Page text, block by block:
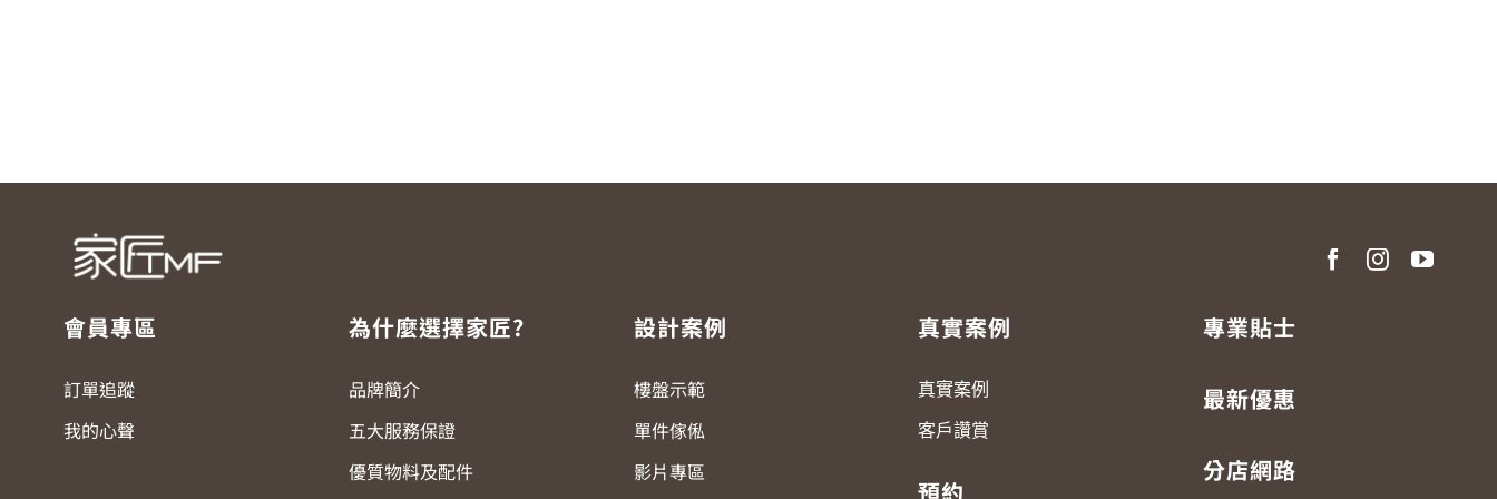
會員專區
訂單追蹤
我的心聲
為什麼選擇家匠?
品牌簡介
五大服務保證
優質物料及配件
設計案例
樓盤示範
單件傢俬
影片專區
真實案例
真實案例
客戶讚賞
預約
專業貼士
最新優惠
分店網路